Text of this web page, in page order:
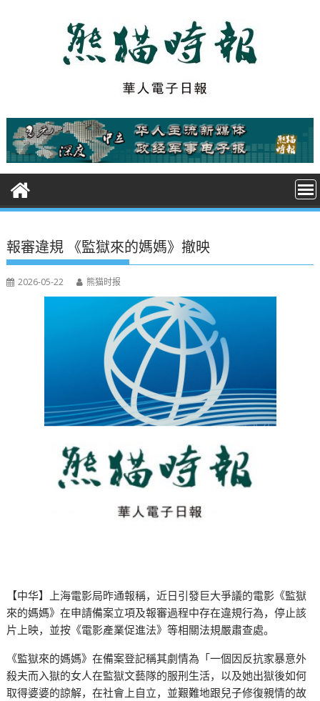
t
報審違規 《監獄來的媽媽》撤映
2026-05-22 熊猫时报
【中华】上海電影局昨通報稱，近日引發巨大爭議的電影《監獄
來的媽媽》在申請備案立項及報審過程中存在違規行為，停止該
片上映，並按《電影產業促進法》等相關法規嚴肅查處。
《監獄來的媽媽》在備案登記稱其劇情為「一個因反抗家暴意外
殺夫而入獄的女人在監獄文藝隊的服刑生活，以及她出獄後如何
取得婆婆的諒解，在社會上自立，並艱難地跟兒子修復親情的故